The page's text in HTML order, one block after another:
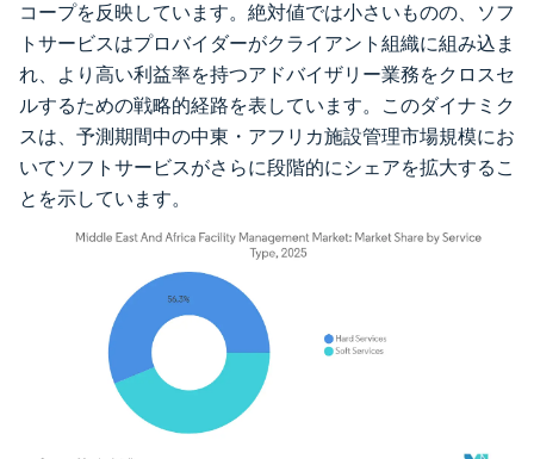
コープを反映しています。絶対値では小さいものの、ソフ
トサービスはプロバイダーがクライアント組織に組み込ま
れ、より高い利益率を持つアドバイザリー業務をクロスセ
ルするための戦略的経路を表しています。このダイナミク
スは、予測期間中の中東・アフリカ施設管理市場規模にお
いてソフトサービスがさらに段階的にシェアを拡大するこ
とを示しています。